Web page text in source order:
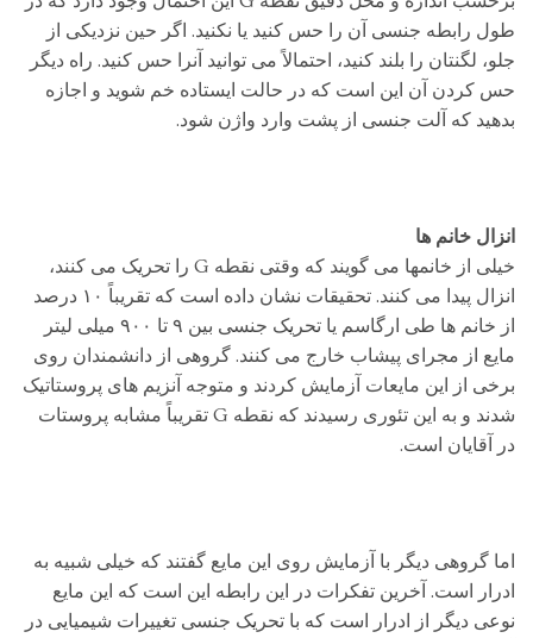
طول رابطه جنسی آن را حس کنید یا نکنید. اگر حین نزدیکی از
جلو، لگنتان را بلند کنید، احتمالاً می توانید آنرا حس کنید. راه دیگر
حس کردن آن این است که در حالت ایستاده خم شوید و اجازه
بدهید که آلت جنسی از پشت وارد واژن شود.
انزال خانم ها
خیلی از خانمها می گویند که وقتی نقطه G را تحریک می کنند،
انزال پیدا می کنند. تحقیقات نشان داده است که تقریباً ۱۰ درصد
از خانم ها طی ارگاسم یا تحریک جنسی بین ۹ تا ۹۰۰ میلی لیتر
مایع از مجرای پیشاب خارج می کنند. گروهی از دانشمندان روی
برخی از این مایعات آزمایش کردند و متوجه آنزیم های پروستاتیک
شدند و به این تئوری رسیدند که نقطه G تقریباً مشابه پروستات
در آقایان است.
اما گروهی دیگر با آزمایش روی این مایع گفتند که خیلی شبیه به
ادرار است. آخرین تفکرات در این رابطه این است که این مایع
نوعی دیگر از ادرار است که با تحریک جنسی تغییرات شیمیایی در